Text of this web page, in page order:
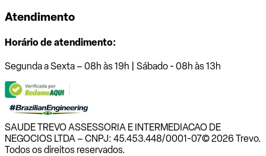
Atendimento
Horário de atendimento:
Segunda a Sexta – 08h às 19h | Sábado - 08h às 13h
SAUDE TREVO ASSESSORIA E INTERMEDIACAO DE
NEGOCIOS LTDA – CNPJ: 45.453.448/0001-07© 2026 Trevo.
Todos os direitos reservados.